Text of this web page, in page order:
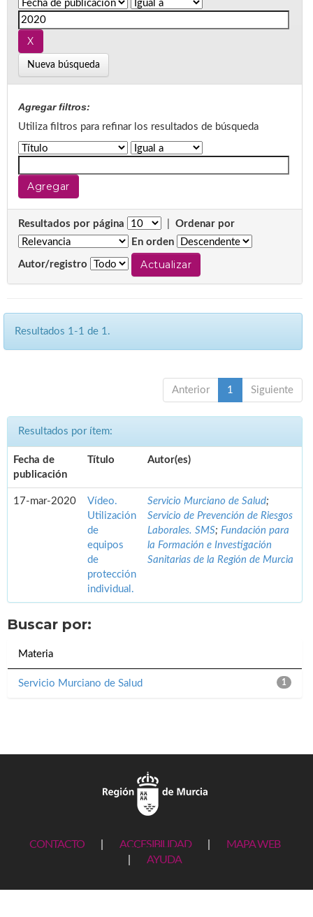
Nueva búsqueda
Agregar filtros:
Utiliza filtros para refinar los resultados de búsqueda
Resultados por página
Ordenar por
En orden
Autor/registro
Resultados 1-1 de 1.
Anterior 1 Siguiente
Resultados por ítem:
Fecha de
publicación
Título Autor(es)
17-mar-2020
Vídeo.
Utilización
de
equipos
de
protección
individual.
Servicio Murciano de Salud;
Servicio de Prevención de Riesgos
Laborales. SMS; Fundación para
la Formación e Investigación
Sanitarias de la Región de Murcia
Buscar por:
Materia
1
Servicio Murciano de Salud
CONTACTO ACCESIBILIDAD
MAPA WEB
AYUDA